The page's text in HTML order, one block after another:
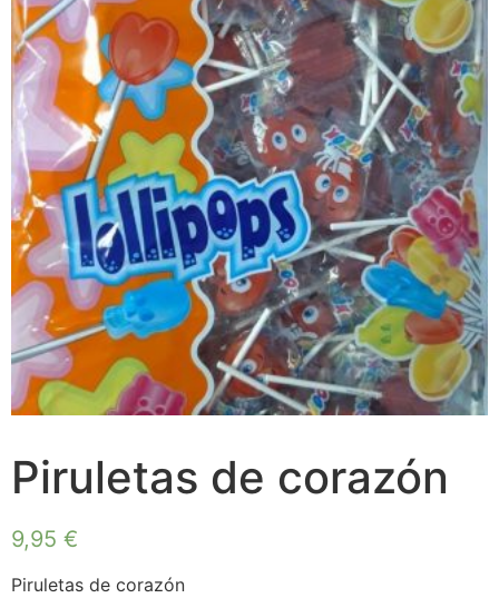
Piruletas de corazón
9,95 €
Piruletas de corazón